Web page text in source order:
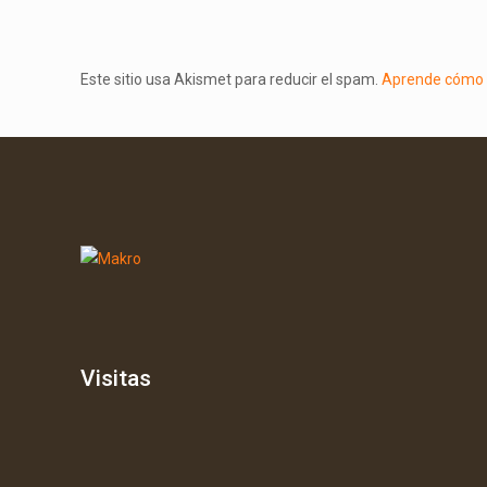
Este sitio usa Akismet para reducir el spam. Aprende cómo
Visitas